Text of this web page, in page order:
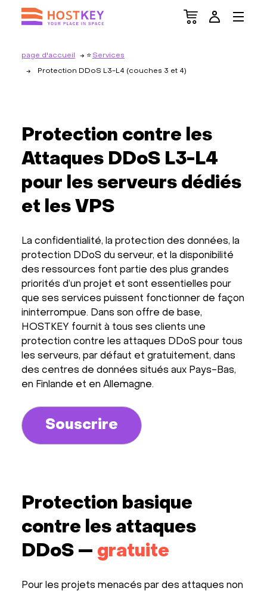
page d'accueil Services
Protection DDoS L3-L4 (couches 3 et 4)
Protection contre les
Attaques DDoS L3-L4
pour les serveurs dédiés
et les VPS
La confidentialité, la protection des données, la
protection DDoS du serveur, et la disponibilité
des ressources font partie des plus grandes
priorités d’un projet et sont essentielles pour
que ses services puissent fonctionner de façon
ininterrompue. Dans son offre de base,
HOSTKEY fournit à tous ses clients une
protection contre les attaques DDoS pour tous
les serveurs, par défaut et gratuitement, dans
des centres de données situés aux Pays-Bas,
en Finlande et en Allemagne.
Souscrire
Protection basique
contre les attaques
DDoS — gratuite
Pour les projets menacés par des attaques non